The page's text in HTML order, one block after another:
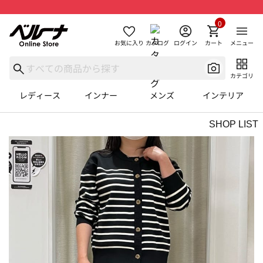
お気に入り カタログ ログイン カート
0
メニュー
カテゴリ
レディース インナー メンズ インテリア
SHOP LIST